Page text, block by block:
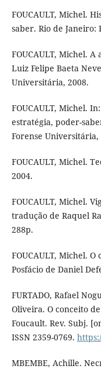
FOUCAULT, Michel.
saber. Rio de Janeiro:
FOUCAULT, Michel.
Luiz Felipe Baeta
Universitária, 2008.
FOUCAULT, Michel.
estratégia, poder-
Forense Universitária,
FOUCAULT, Michel.
2004.
FOUCAULT, Michel.
tradução de Raquel
288p.
FOUCAULT, Michel.
Posfácio de Daniel
FURTADO, Rafael
Oliveira. O conceito
Foucault. Rev. Subj.
ISSN 2359-0769.
MBEMBE, Achille.